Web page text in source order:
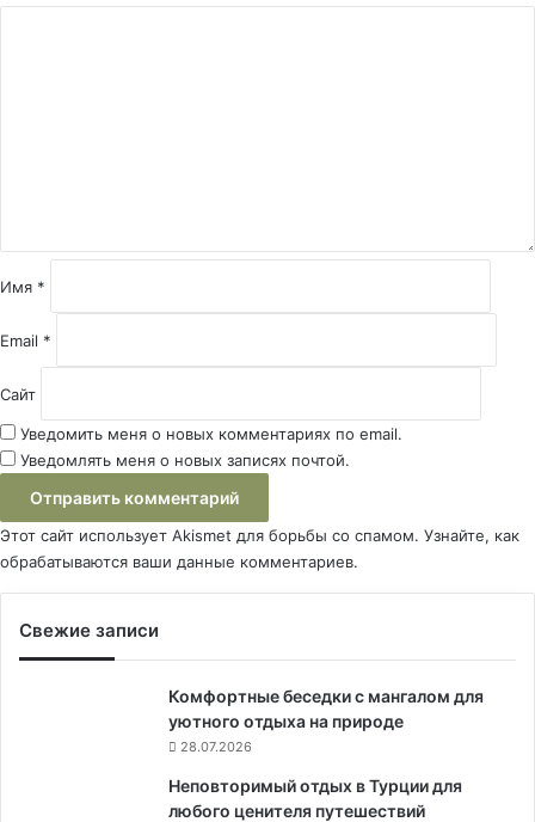
и
й
Имя *
Email *
Сайт
Уведомить меня о новых комментариях по email.
Уведомлять меня о новых записях почтой.
Этот сайт использует Akismet для борьбы со спамом. Узнайте, как
обрабатываются ваши данные комментариев.
Свежие записи
Комфортные беседки с мангалом для
уютного отдыха на природе
28.07.2026
Неповторимый отдых в Турции для
любого ценителя путешествий